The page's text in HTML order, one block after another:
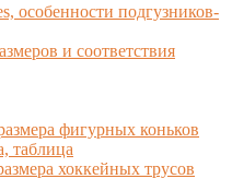
особенности подгузников-
и соответствия
фигурных коньков
таблица
хоккейных трусов